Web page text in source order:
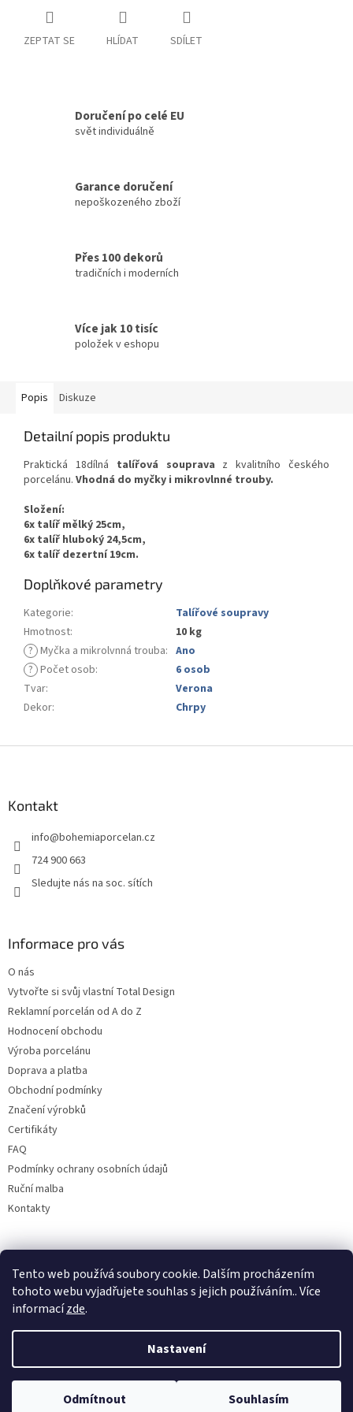
Tento web používá soubory cookie. Dalším procházením
tohoto webu vyjadřujete souhlas s jejich používáním.. Více
informacízde.
Nastavení
Odmítnout Souhlasím
ZEPTAT SE HLÍDAT SDÍLET
Doručení po celé EU
svět individuálně
Garance doručení
nepoškozeného zboží
Přes 100 dekorů
tradičních i moderních
Více jak 10 tisíc
položek v eshopu
Popis Diskuze
Detailní popis produktu
Praktická 18dílná talířová souprava z kvalitního českého
porcelánu. Vhodná do myčky i mikrovlnné trouby.
Složení:
6x talíř mělký 25cm,
6x talíř hluboký 24,5cm,
6x talíř dezertní 19cm.
Doplňkové parametry
Kategorie:
Talířové soupravy
Hmotnost:
10 kg
? Myčka a mikrolvnná trouba: Ano
? Počet osob:
6 osob
Tvar:
Verona
Dekor: Chrpy
Kontakt
info@bohemiaporcelan.cz
724 900 663
Sledujte nás na soc. sítích
Informace pro vás
O nás
Vytvořte si svůj vlastní Total Design
Reklamní porcelán od A do Z
Hodnocení obchodu
Výroba porcelánu
Doprava a platba
Obchodní podmínky
Značení výrobků
Certifikáty
FAQ
Podmínky ochrany osobních údajů
Ruční malba
Kontakty
Facebook
Copyright 2026Bohemia porcelán 1987 . Všechna práva vyhrazena.